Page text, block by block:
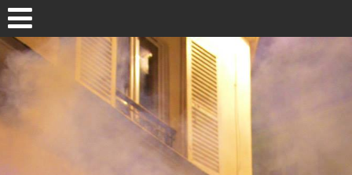
Des soirées à ne pas manquer!
Aller au contenu